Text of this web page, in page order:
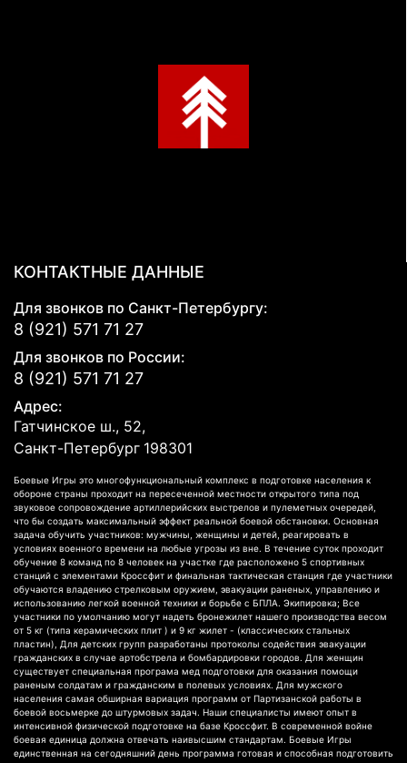
КОНТАКТНЫЕ ДАННЫЕ
Для звонков по Санкт-Петербургу:
8 (921) 571 71 27
Для звонков по России:
8 (921) 571 71 27
Адрес:
Гатчинское ш., 52,
Санкт-Петербург 198301
Боевые Игры это многофункциональный комплекс в подготовке населения к
обороне страны проходит на пересеченной местности открытого типа под
звуковое сопровождение артиллерийских выстрелов и пулеметных очередей,
что бы создать максимальный эффект реальной боевой обстановки. Основная
задача обучить участников: мужчины, женщины и детей, реагировать в
условиях военного времени на любые угрозы из вне. В течение суток проходит
обучение 8 команд по 8 человек на участке где расположено 5 спортивных
станций с элементами Кроссфит и финальная тактическая станция где участники
обучаются владению стрелковым оружием, эвакуации раненых, управлению и
использованию легкой военной техники и борьбе с БПЛА. Экипировка; Все
участники по умолчанию могут надеть бронежилет нашего производства весом
от 5 кг (типа керамических плит ) и 9 кг жилет - (классических стальных
пластин), Для детских групп разработаны протоколы содействия эвакуации
гражданских в случае артобстрела и бомбардировки городов. Для женщин
существует специальная програма мед подготовки для оказания помощи
раненым солдатам и гражданским в полевых условиях. Для мужского
населения самая обширная вариация программ от Партизанской работы в
боевой восьмерке до штурмовых задач. Наши специалисты имеют опыт в
интенсивной физической подготовке на базе Кроссфит. В современной войне
боевая единица должна отвечать наивысшим стандартам. Боевые Игры
единственная на сегодняшний день программа готовая и способная подготовить